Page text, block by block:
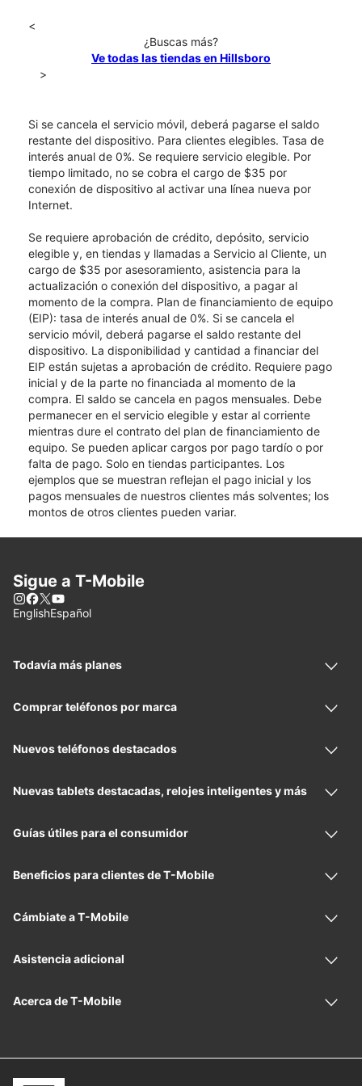
<
¿Buscas más?
Ve todas las tiendas en Hillsboro
>
Si se cancela el servicio móvil, deberá pagarse el saldo
restante del dispositivo. Para clientes elegibles. Tasa de
interés anual de 0%. Se requiere servicio elegible. Por
tiempo limitado, no se cobra el cargo de $35 por
conexión de dispositivo al activar una línea nueva por
Internet.
Se requiere aprobación de crédito, depósito, servicio
elegible y, en tiendas y llamadas a Servicio al Cliente, un
cargo de $35 por asesoramiento, asistencia para la
actualización o conexión del dispositivo, a pagar al
momento de la compra. Plan de financiamiento de equipo
(EIP): tasa de interés anual de 0%. Si se cancela el
servicio móvil, deberá pagarse el saldo restante del
dispositivo. La disponibilidad y cantidad a financiar del
EIP están sujetas a aprobación de crédito. Requiere pago
inicial y de la parte no financiada al momento de la
compra. El saldo se cancela en pagos mensuales. Debe
permanecer en el servicio elegible y estar al corriente
mientras dure el contrato del plan de financiamiento de
equipo. Se pueden aplicar cargos por pago tardío o por
falta de pago. Solo en tiendas participantes. Los
ejemplos que se muestran reflejan el pago inicial y los
pagos mensuales de nuestros clientes más solventes; los
montos de otros clientes pueden variar.